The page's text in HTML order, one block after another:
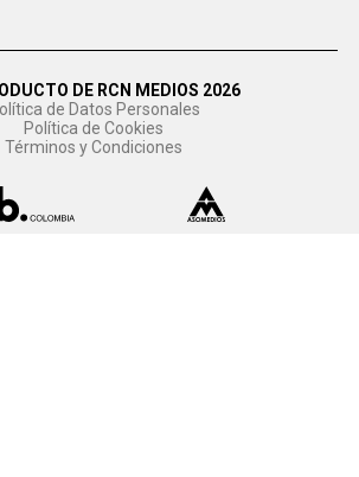
DE RCN MEDIOS 2026
de Datos Personales
Política de Cookies
Términos y Condiciones